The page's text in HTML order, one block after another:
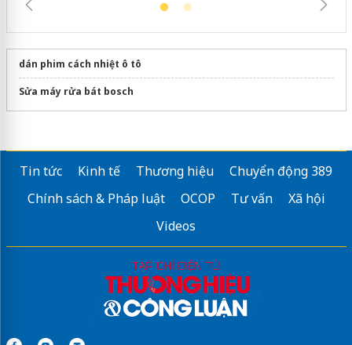
dán phim cách nhiệt ô tô
Sửa máy rửa bát bosch
Tin tức Kinh tế Thương hiệu
Chuyển động 389
Chính sách & Pháp luật
OCOP Tư vấn
Xã hội
Videos